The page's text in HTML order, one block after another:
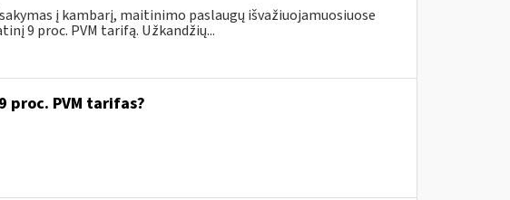
į kambarį, maitinimo paslaugų išvažiuojamuosiuose
9 proc. PVM tarifą. Užkandžių...
PVM tarifas?